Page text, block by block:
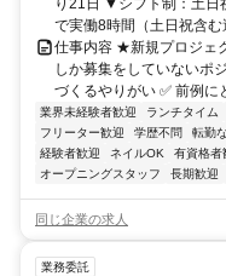
り21日 ▼シフト制：土日
で実働8時間（土日祝含
仕事内容 ★新規プロジェ
しか募集をしていないポ
づくるやりがい ✅ 前例に
業界未経験者歓迎 ランチタイム
フリーター歓迎
学歴不問 転勤な
経験者歓迎
ネイルOK 有資格者
オープニングスタッフ
長期歓迎
同じ企業の求人
業務委託